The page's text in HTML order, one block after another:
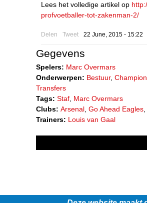
Lees het volledige artikel op
profvoetballer-tot-zakenman-2/
Delen Tweet 22 June, 2015 - 15:22
Gegevens
Spelers: Marc Overmars
Onderwerpen: Bestuur,
Transfers
Tags: Staf Marc Overmars
Clubs: Arsenal Go Ahead Eagles
Trainers: Louis van Gaal